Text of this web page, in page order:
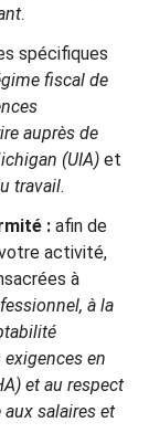
.
spécifiques
fiscal de
auprès de
(UIA) et
travail.
: afin de
activité,
à
à la
exigences en
et au respect
salaires et